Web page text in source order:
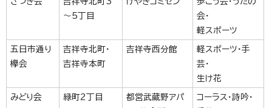
～5丁目
会・
軽スポーツ
五日市通り
欅会
吉祥寺北町・
吉祥寺本町
吉祥寺西分館
軽スポーツ・手
芸・
生け花
みどり会 緑町2丁目
都営武蔵野アパ
コーラス・詩吟・